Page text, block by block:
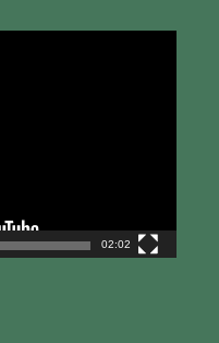
02:02